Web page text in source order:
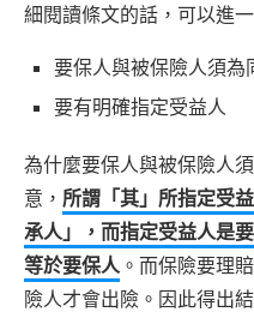
細閱讀條文的話，可以進
要保人與被保險人須為
要有明確指定受益人
為什麼要保人與被保險人
意， 所謂「其」所指定受
承人」，而指定受益人是
等於要保人 。而保險要理
險人才會出險。因此得出